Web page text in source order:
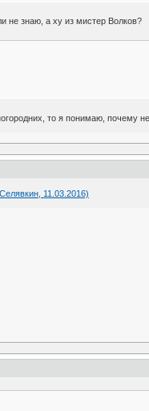
не знаю, а ху из мистер Волков?
то я понимаю, почему
11.03.2016)